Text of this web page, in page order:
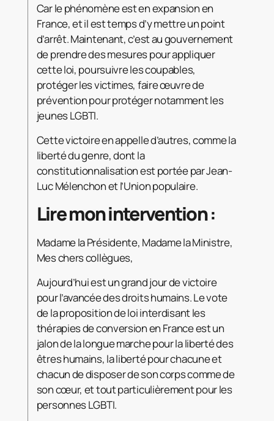
Car le phénomène est en expansion en
France, et il est temps d’y mettre un point
d’arrêt. Maintenant, c’est au gouvernement
de prendre des mesures pour appliquer
cette loi, poursuivre les coupables,
protéger les victimes, faire œuvre de
prévention pour protéger notamment les
jeunes LGBTI.
Cette victoire en appelle d’autres, comme la
liberté du genre, dont la
constitutionnalisation est portée par Jean-
Luc Mélenchon et l’Union populaire.
Lire mon intervention :
Madame la Présidente, Madame la Ministre,
Mes chers collègues,
Aujourd’hui est un grand jour de victoire
pour l’avancée des droits humains. Le vote
de la proposition de loi interdisant les
thérapies de conversion en France est un
jalon de la longue marche pour la liberté des
êtres humains, la liberté pour chacune et
chacun de disposer de son corps comme de
son cœur, et tout particulièrement pour les
personnes LGBTI.